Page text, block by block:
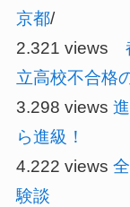
京都/
2.321 views
立高校不合格
3.298 views
ら進級！
4.222 views
験談